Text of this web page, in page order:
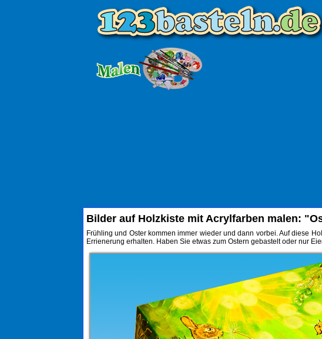
Bilder auf Holzkiste mit Acrylfarben malen:
Frühling und Oster kommen immer wieder und dann vorbei. Auf diese
Errienerung erhalten. Haben Sie etwas zum Ostern gebastelt oder nur